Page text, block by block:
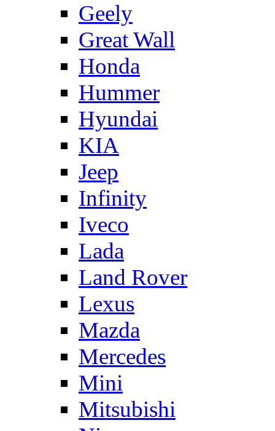
Geely
Great Wall
Honda
Hummer
Hyundai
KIA
Jeep
Infinity
Iveco
Lada
Land Rover
Lexus
Mazda
Mercedes
Mini
Mitsubishi